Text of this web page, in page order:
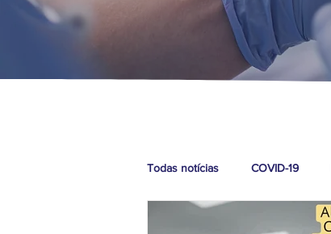
Todas notícias COVID-19